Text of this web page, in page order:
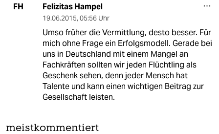
FH Felizitas Hampel
19.06.2015, 05:56 Uhr
Umso früher die Vermittlung, desto besser. Für
mich ohne Frage ein Erfolgsmodell. Gerade bei
uns in Deutschland mit einem Mangel an
Fachkräften sollten wir jeden Flüchtling als
Geschenk sehen, denn jeder Mensch hat
Talente und kann einen wichtigen Beitrag zur
Gesellschaft leisten.
meistkommentiert